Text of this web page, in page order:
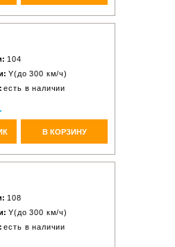
104
Y(до 300 км/ч)
есть в наличии
В КОРЗИНУ
108
Y(до 300 км/ч)
есть в наличии